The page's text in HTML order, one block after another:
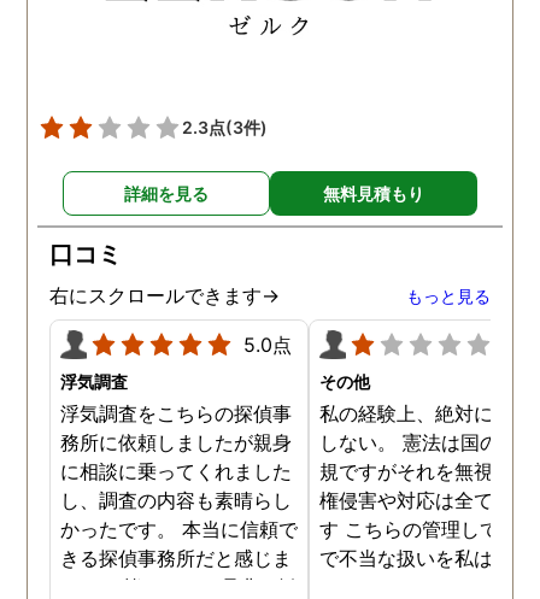
2.3点(3件)
詳細を見る 無料見積もり
口コミ
右にスクロールできます→ もっと見る
5.0点
浮気調査
浮気調査をこちらの探偵事
務所に依頼しましたが親身
に相談に乗ってくれました
し、調査の内容も素晴らし
かったです。 本当に信頼で
きる探偵事務所だと感じま
した。 皆さんにも是非お勧
その他
私の経験上、絶対にお勧
しない。 憲法は国の最
規ですがそれを無視した
権侵害や対応は全て違法
す こちらの管理してい
で不当な扱いを私は受け